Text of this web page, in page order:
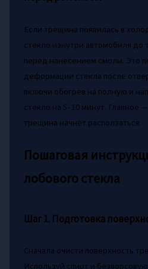
Если трещина появилась в
стекло изнутри автомобиля до
перед нанесением смолы. Это
деформации стекла после
включи обогрев на полную и
стекло на 5–10 минут. Главное
трещина начнёт расползаться.
Пошаговая
лобового стекла
Шаг 1. Подготовка
Сначала очисти поверхность
Используй спирт и